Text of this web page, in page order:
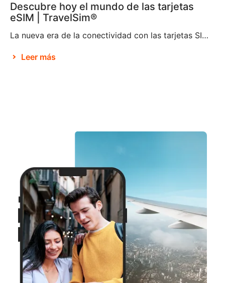
Descubre hoy el mundo de las tarjetas
eSIM | TravelSim®
La nueva era de la conectividad con las tarjetas SIM electrónicas Brian X. Chen, redactor jefe de tecnología de consumo de The New York Times, afirma que no pasará mucho tiempo antes de que «la tarjeta SIM física deje de existir«. Parece ser que esto se debe a la decisión de Apple de eliminar la […]
Leer más